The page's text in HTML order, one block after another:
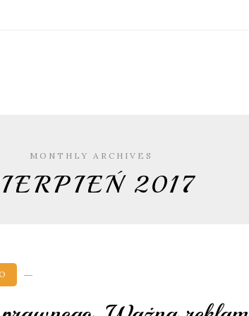
MONTHLY ARCHIVES
2017